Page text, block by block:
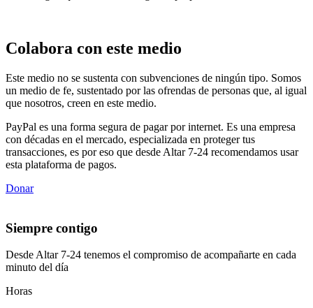
Colabora con este medio
Este medio no se sustenta con subvenciones de ningún tipo. Somos
un medio de fe, sustentado por las ofrendas de personas que, al igual
que nosotros, creen en este medio.
PayPal es una forma segura de pagar por internet. Es una empresa
con décadas en el mercado, especializada en proteger tus
transacciones, es por eso que desde Altar 7-24 recomendamos usar
esta plataforma de pagos.
Donar
Siempre contigo
Desde Altar 7-24 tenemos el compromiso de acompañarte en cada
minuto del día
Horas